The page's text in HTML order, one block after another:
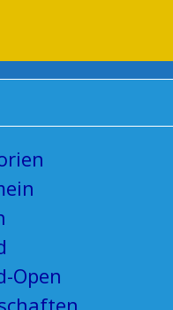
eld1988
Open